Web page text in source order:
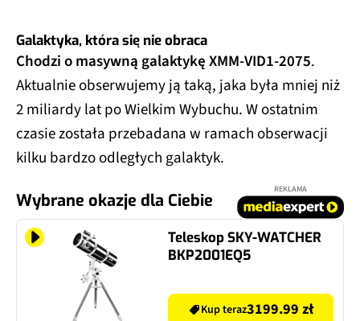
Galaktyka, która się nie obraca
Chodzi o masywną galaktykę XMM‑VID1‑2075.
Aktualnie obserwujemy ją taką, jaka była mniej niż
2 miliardy lat po Wielkim Wybuchu. W ostatnim
czasie została przebadana w ramach obserwacji
kilku bardzo odległych galaktyk.
Wybrane okazje dla Ciebie
REKLAMA
Teleskop SKY-WATCHER
BKP2001EQ5
Kup teraz3199.99 zł